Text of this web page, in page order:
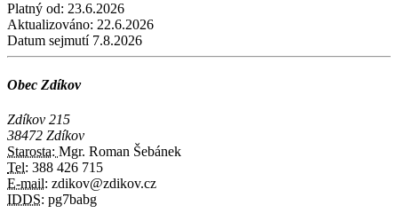
Platný od: 23.6.2026
Aktualizováno: 22.6.2026
Datum sejmutí7.8.2026
Obec Zdíkov
Zdíkov 215
38472 Zdíkov
Starosta: Mgr. Roman Šebánek
Tel: 388 426 715
E-mail: zdikov@zdikov.cz
IDDS: pg7babg